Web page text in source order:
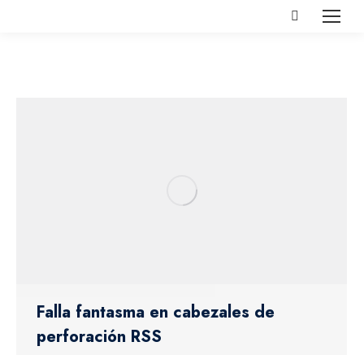
Buscar:
Falla fantasma en cabezales de
perforación RSS